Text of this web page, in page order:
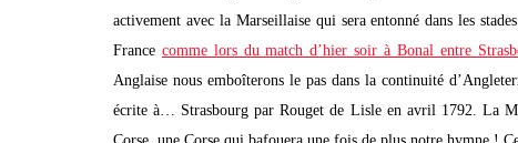
activement avec la Marseillaise qui sera entonné dans les
France comme lors du match d’hier soir à Bonal entre
Anglaise nous emboîterons le pas dans la continuité
écrite à… Strasbourg par Rouget de Lisle en avril 1792. La
Corse, une Corse qui bafouera une fois de plus notre hymne !